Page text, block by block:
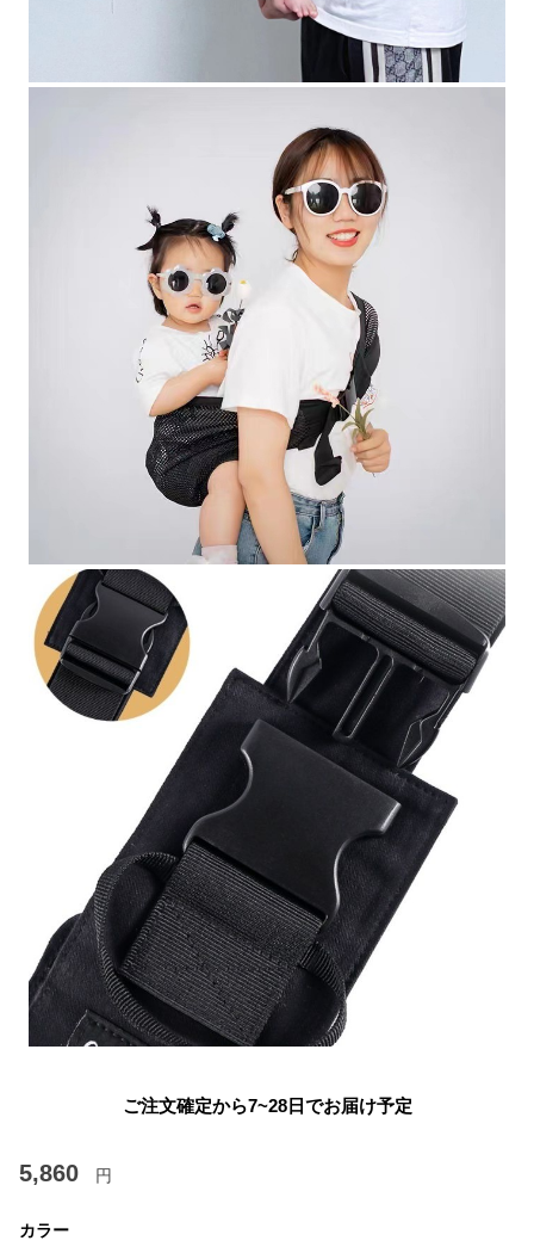
ご注文確定から7~28日でお届け予定
5,860 円
カラー